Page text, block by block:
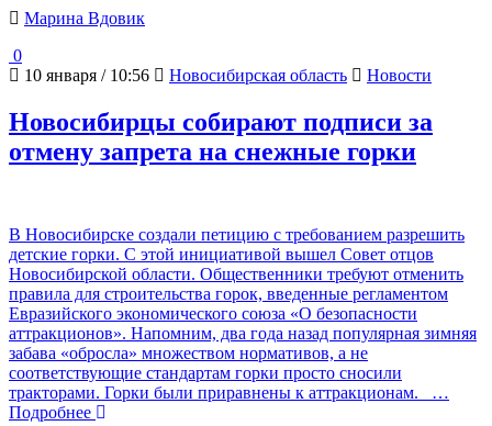
Марина Вдовик
0
10 января / 10:56
Новосибирская область Новости
Новосибирцы собирают подписи за
отмену запрета на снежные горки
В Новосибирске создали петицию с требованием разрешить
детские горки. С этой инициативой вышел Совет отцов
Новосибирской области. Общественники требуют отменить
правила для строительства горок, введенные регламентом
Евразийского экономического союза «О безопасности
аттракционов». Напомним, два года назад популярная зимняя
забава «обросла» множеством нормативов, а не
соответствующие стандартам горки просто сносили
тракторами. Горки были приравнены к аттракционам.
…
Подробнее